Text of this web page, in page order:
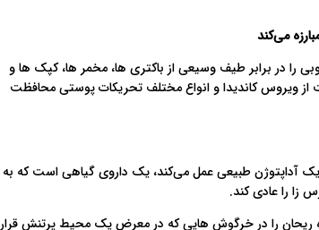
در برابر طیف وسیعی از باکتری ها، مخمر ها، کپک ها و
ویروس کاندیدا و انواع مختلف تحریکات پوستی محافظت
یک آداپتوژن طبیعی عمل می‌کند، یک داروی گیاهی است که به
زا را عادی کند.
ریحان را در خرگوش هایی که در معرض یک محیط پرتنش قرار